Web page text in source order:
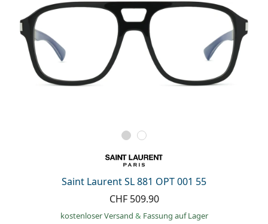
Saint Laurent SL 881 OPT 001 55
CHF 509.90
kostenloser Versand & Fassung auf Lager